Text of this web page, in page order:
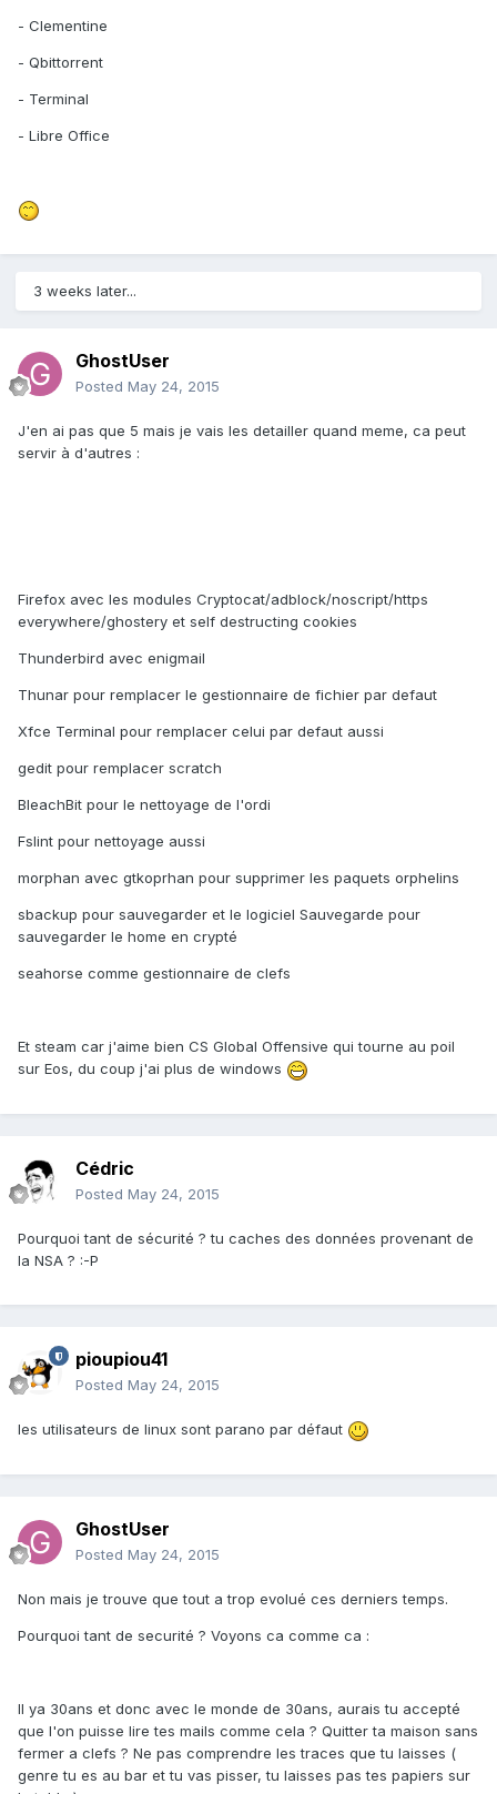
- Clementine
- Qbittorrent
- Terminal
- Libre Office
3 weeks later...
GhostUser
Posted May 24, 2015
J'en ai pas que 5 mais je vais les detailler quand meme, ca peut
servir à d'autres :
Firefox avec les modules Cryptocat/adblock/noscript/https
everywhere/ghostery et self destructing cookies
Thunderbird avec enigmail
Thunar pour remplacer le gestionnaire de fichier par defaut
Xfce Terminal pour remplacer celui par defaut aussi
gedit pour remplacer scratch
BleachBit pour le nettoyage de l'ordi
Fslint pour nettoyage aussi
morphan avec gtkoprhan pour supprimer les paquets orphelins
sbackup pour sauvegarder et le logiciel Sauvegarde pour
sauvegarder le home en crypté
seahorse comme gestionnaire de clefs
Et steam car j'aime bien CS Global Offensive qui tourne au poil
sur Eos, du coup j'ai plus de windows
Cédric
Posted May 24, 2015
Pourquoi tant de sécurité ? tu caches des données provenant de
la NSA ? :-P
pioupiou41
Posted May 24, 2015
les utilisateurs de linux sont parano par défaut
GhostUser
Posted May 24, 2015
Non mais je trouve que tout a trop evolué ces derniers temps.
Pourquoi tant de securité ? Voyons ca comme ca :
Il ya 30ans et donc avec le monde de 30ans, aurais tu accepté
que l'on puisse lire tes mails comme cela ? Quitter ta maison sans
fermer a clefs ? Ne pas comprendre les traces que tu laisses (
genre tu es au bar et tu vas pisser, tu laisses pas tes papiers sur